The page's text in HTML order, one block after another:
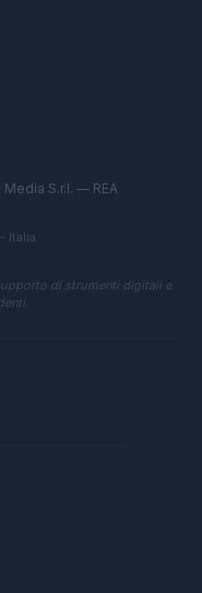
S.r.l. — REA
Italia
di strumenti digitali e